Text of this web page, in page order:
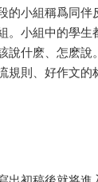
的小組稱爲同伴
。小組中的學生
說什麽、怎麽
規則、好作文的